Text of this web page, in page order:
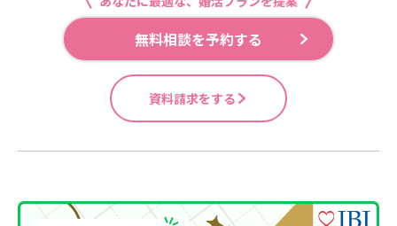
無料相談を予約する
資料請求をする